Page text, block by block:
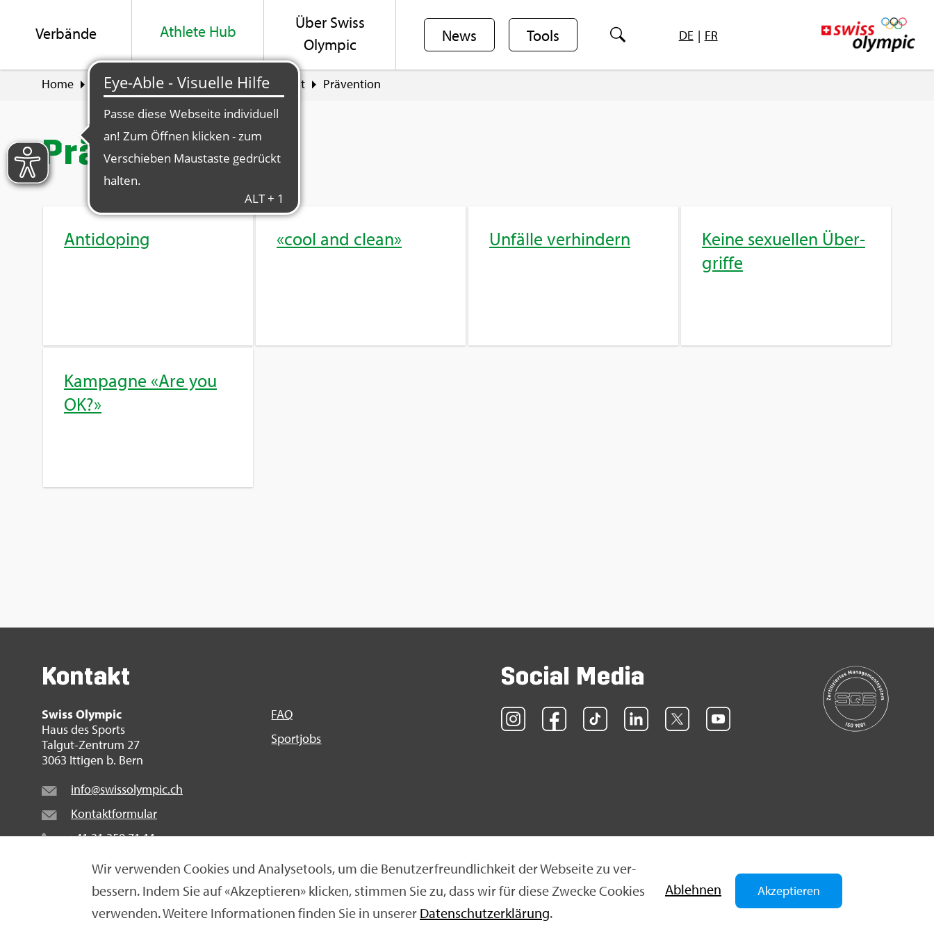
Ver­bän­de Ath­le­te Hub
Über Swiss
Olym­pic
News Tools DE | FR
Home Ath­le­te Hub Leis­tung und Ge­sund­heit Prä­ven­ti­on
Prä­ven­ti­on
An­ti­do­ping «cool and clean» Un­fäl­le ver­hin­dern
Keine se­xu­el­len Über­
grif­fe
Kam­pa­gne «Are you
OK?»
Wir ver­wen­den Coo­kies und Ana­ly­se­tools, um die Be­nut­zer­freund­lich­keit der Web­sei­te zu ver­
bes­sern. Indem Sie auf «Ak­zep­tie­ren» kli­cken, stim­men Sie zu, dass wir für diese Zwe­cke Coo­kies
ver­wen­den. Wei­te­re In­for­ma­tio­nen fin­den Sie in un­se­rer Da­ten­schut­z­er­klä­rung.
Ab­leh­nen Akzeptieren
Kon­takt
Swiss Olym­pic
Haus des Sports
Tal­gut-Zen­trum 27
3063 It­ti­gen b. Bern
info@​swi​ssol​ympi​c.​ch
Kon­takt­for­mu­lar
+41 31 359 71 11
FAQ
Sport­jobs
So­ci­al Media
© Swiss Olym­pic 2026| Im­pres­sum|Da­ten­schut­z­er­klä­rung|Nut­zungs­be­din­gun­gen|Ne­ti­quet­te